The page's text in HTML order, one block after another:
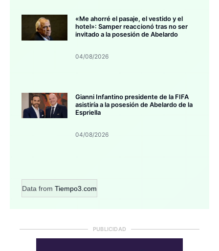
«Me ahorré el pasaje, el vestido y el
hotel»: Samper reaccionó tras no ser
invitado a la posesión de Abelardo
04/08/2026
Gianni Infantino presidente de la FIFA
asistiría a la posesión de Abelardo de la
Espriella
04/08/2026
Data from Tiempo3.com
PUBLICIDAD